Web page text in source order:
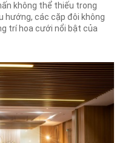
không thể thiếu trong
hướng, các cặp đôi không
trí hoa cưới nổi bật của